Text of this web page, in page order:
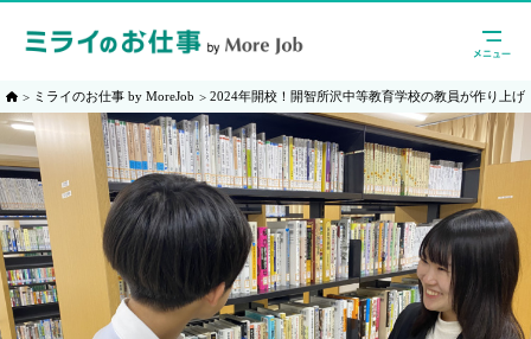
ミライのお仕事 by MoreJob 2024年開校！開智所沢中等教育学校の教員が作り上げ